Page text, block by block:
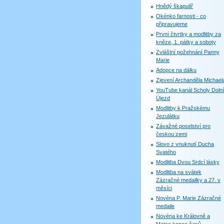
Hnědý škapulíř
Okénko farnosti - co
připravujeme
První čtvrtky a modlitby za
kněze, 1. pátky a soboty
Zvláštní požehnání Panny
Marie
Adopce na dálku
Zjevení Archanděla
YouTube kanál Scholy Dolní
Újezd
Modlitby k Pražskému
Jezulátku
Závažné poselství pro
českou zemi
Slovo z vnuknutí Ducha
Svatého
Modlitba Dvou Srdcí lásky
Modlitba na svátek
Zázračné medailky a 27. v
měsíci
Novéna P. Marie Zázračné
medaile
Novéna ke Královně a